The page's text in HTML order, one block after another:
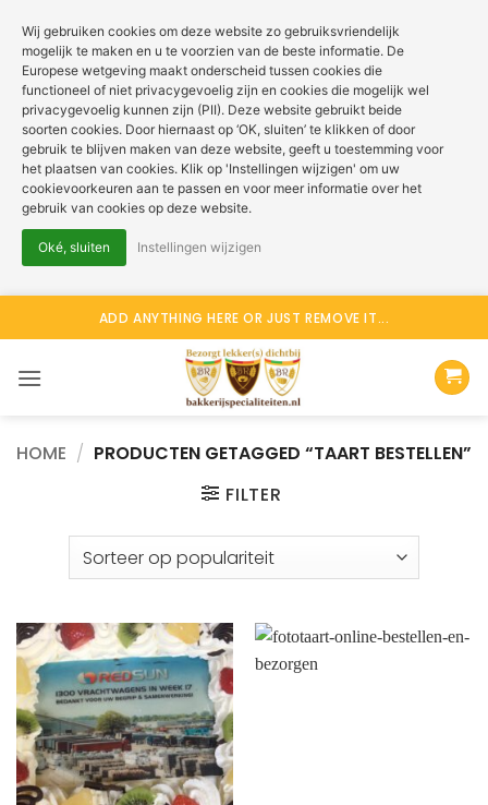
naar
ADD ANYTHING HERE OR JUST REMOVE IT...
HOME / PRODUCTEN GETAGGED “TAART BESTELLEN”
FILTER
Wij gebruiken cookies om deze website zo gebruiksvriendelijk
mogelijk te maken en u te voorzien van de beste informatie. De
Europese wetgeving maakt onderscheid tussen cookies die
functioneel of niet privacygevoelig zijn en cookies die mogelijk wel
privacygevoelig kunnen zijn (PII). Deze website gebruikt beide
soorten cookies. Door hiernaast op ‘OK, sluiten’ te klikken of door
gebruik te blijven maken van deze website, geeft u toestemming voor
het plaatsen van cookies. Klik op 'Instellingen wijzigen' om uw
cookievoorkeuren aan te passen en voor meer informatie over het
gebruik van cookies op deze website.
Oké, sluiten Instellingen wijzigen